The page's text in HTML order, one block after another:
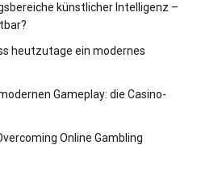
künstlicher Intelligenz –
heutzutage ein modernes
Gameplay: die Casino-
Online Gambling